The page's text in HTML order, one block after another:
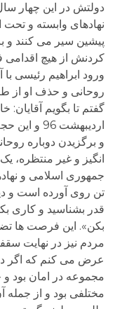
دولتش در این چهار
نهادهای وابسته و
پیشین سیر می کنند و
کردنش از هیچ اقدامی
ورود ابراهیم رئیسی
اردیبهشت
و برگزیدن دوباره
انگیز و غیر منتظره،
جمهوری اسلامی و
تن روی آورده است و
قدر بشناسید و کاری
بکن». این فرصت ها
مردم نیز در نهایت
عرض می کنم که اگر
مجموعه در امان بود
مختلفی بود و از جمله